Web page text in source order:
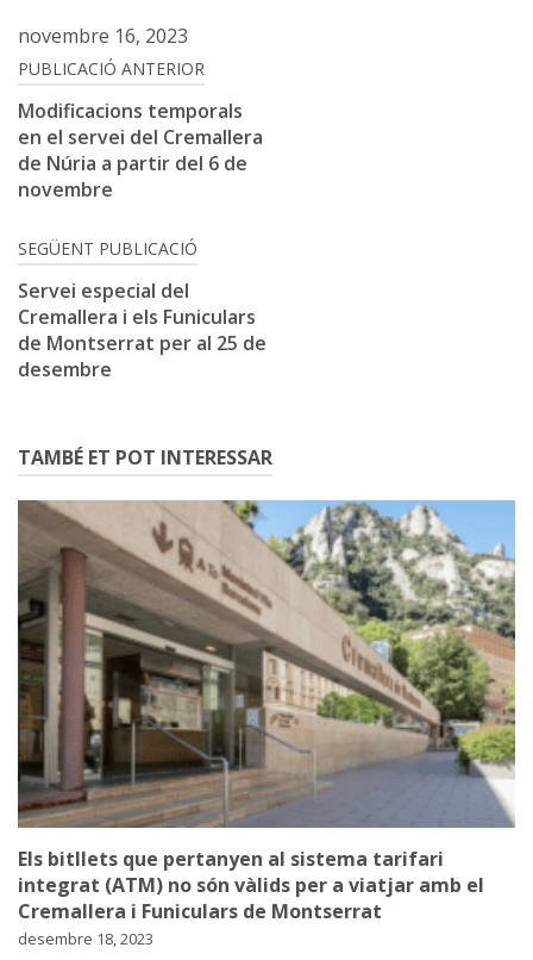
novembre 16, 2023
Navegació
d'entrades
PUBLICACIÓ ANTERIOR
Modificacions temporals
en el servei del Cremallera
de Núria a partir del 6 de
novembre
SEGÜENT PUBLICACIÓ
Servei especial del
Cremallera i els Funiculars
de Montserrat per al 25 de
desembre
TAMBÉ ET POT INTERESSAR
Els bitllets que pertanyen al sistema tarifari
integrat (ATM) no són vàlids per a viatjar amb el
Cremallera i Funiculars de Montserrat
desembre 18, 2023